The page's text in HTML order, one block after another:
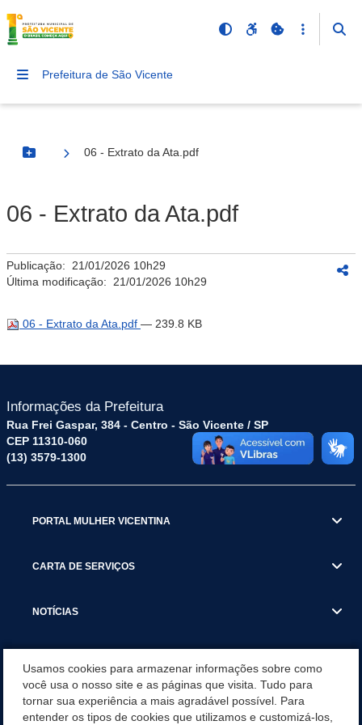
Prefeitura de São Vicente
Botão Menu
06 - Extrato da Ata.pdf
06 - Extrato da Ata.pdf
Publicação: 21/01/2026 10h29
Última modificação: 21/01/2026 10h29
06 - Extrato da Ata.pdf — 239.8 KB
Informações da Prefeitura
Rua Frei Gaspar, 384 - Centro - São Vicente / SP
CEP 11310-060
(13) 3579-1300
PORTAL MULHER VICENTINA
CARTA DE SERVIÇOS
NOTÍCIAS
VISITE SÃO VICENTE
Usamos cookies para armazenar informações sobre como
você usa o nosso site e as páginas que visita. Tudo para
tornar sua experiência a mais agradável possível. Para
entender os tipos de cookies que utilizamos e customizá-los,